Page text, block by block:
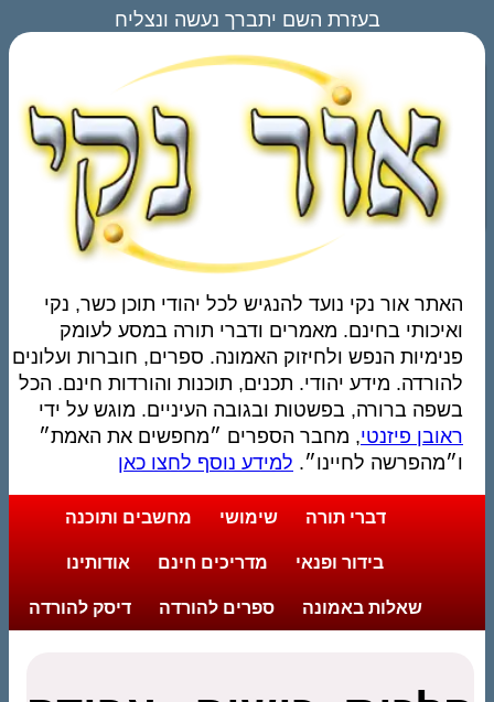
בעזרת השם יתברך נעשה ונצליח
האתר אור נקי נועד להנגיש לכל יהודי תוכן כשר, נקי
ואיכותי בחינם. מאמרים ודברי תורה במסע לעומק
פנימיות הנפש ולחיזוק האמונה. ספרים, חוברות ועלונים
להורדה. מידע יהודי. תכנים, תוכנות והורדות חינם. הכל
בשפה ברורה, בפשטות ובגובה העיניים. מוגש על ידי
ראובן פיזנטי, מחבר הספרים ״מחפשים את האמת״
ו״מהפרשה לחיינו״. למידע נוסף לחצו כאן
דברי תורה שימושי מחשבים ותוכנה
בידור ופנאי מדריכים חינם אודותינו
שאלות באמונה ספרים להורדה דיסק להורדה